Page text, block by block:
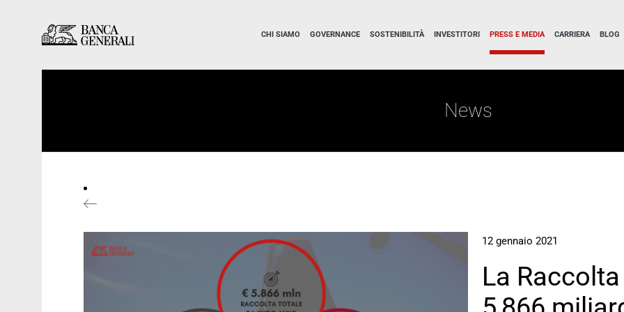
CHI SIAMO GOVERNANCE SOSTENIBILITÀ INVESTITORI PRESS E MEDIA CARRIERA BLOG
News
News
12 gennaio 2021
La